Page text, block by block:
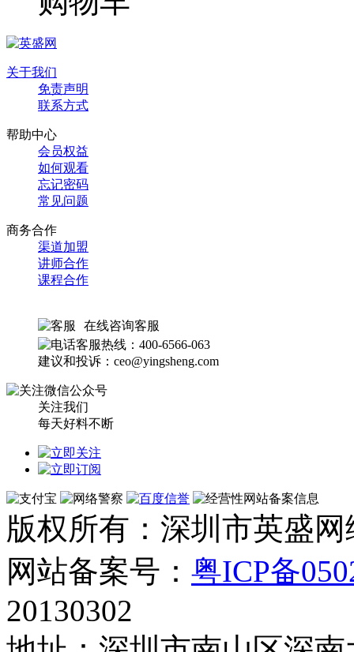
关于我们
免责声明
联系方式
帮助中心
会员权益
如何观看
忘记密码
常见问题
商务合作
渠道加盟
讲师合作
课程合作
在线咨询客服
客服热线：400-6566-063
建议和投诉：ceo@yingsheng.com
关注我们
每天好料不断
版权所有：深圳市英盛
网站备案号： 粤ICP备
20130302